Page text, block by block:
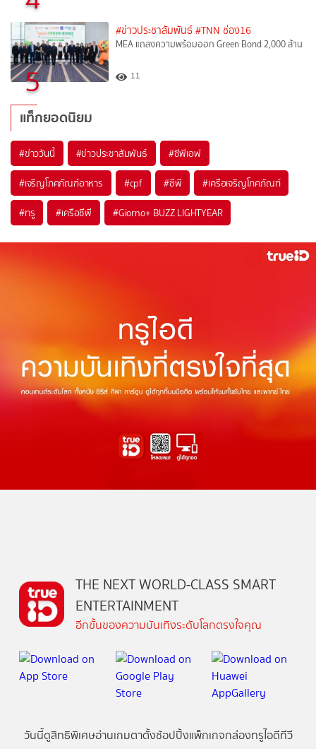
5
#ข่าวประชาสัมพันธ์ #TNN ช่อง16
MEA แถลงความพร้อมออก Green Bond 2,000 ล้าน
11
แท็กยอดนิยม
#ข่าววันนี้ #ข่าวประชาสัมพันธ์ #ซีพีเอฟ
#เจริญโภคภัณฑ์อาหาร #cpf #ซีพี #เครือเจริญโภคภัณฑ์
#ทรู #เครือซีพี #Giorno+ BUZZ LIGHTYEAR
THE NEXT WORLD-CLASS SMART
ENTERTAINMENT
อีกขั้นของความบันเทิงระดับโลกตรงใจคุณ
วันนี้ดูสิทธิพิเศษอ่านเกมตาตั้งช้อปปิ้งแพ็กเกจกล่องทรูไอดีทีวี